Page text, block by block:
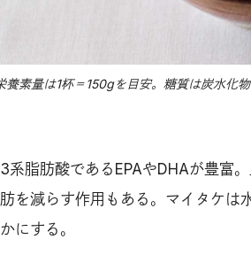
素量は1杯＝150gを目安。糖質は炭水化
系脂肪酸であるEPAやDHAが豊富
を減らす作用もある。マイタケは
にする。